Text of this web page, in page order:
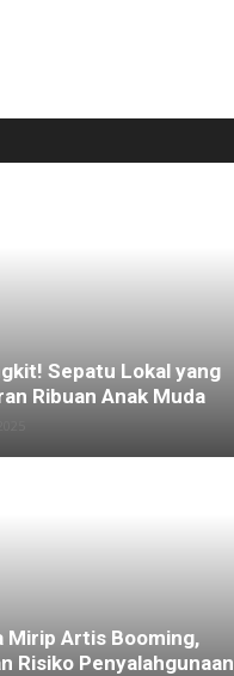
Sepatu Lokal yang
Ribuan Anak Muda
Mirip Artis Booming,
Risiko Penyalahgunaan